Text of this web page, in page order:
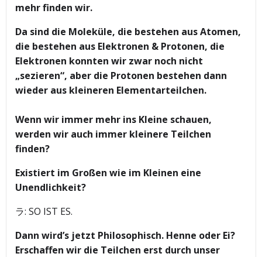
mehr finden wir.
Da sind die Moleküle, die bestehen aus Atomen,
die bestehen aus Elektronen & Protonen, die
Elektronen konnten wir zwar noch nicht
„sezieren“, aber die Protonen bestehen dann
wieder aus kleineren Elementarteilchen.
Wenn wir immer mehr ins Kleine schauen,
werden wir auch immer kleinere Teilchen
finden?
Existiert im Großen wie im Kleinen eine
Unendlichkeit?
ラ: SO IST ES.
Dann wird’s jetzt Philosophisch. Henne oder Ei?
Erschaffen wir die Teilchen erst durch unser